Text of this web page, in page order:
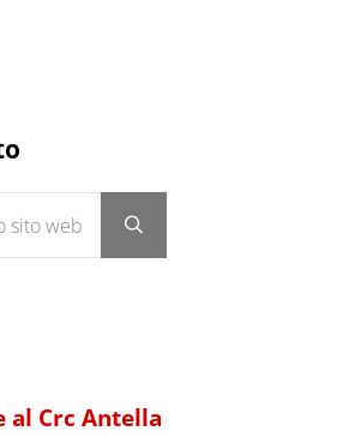
Submit search
al Crc Antella